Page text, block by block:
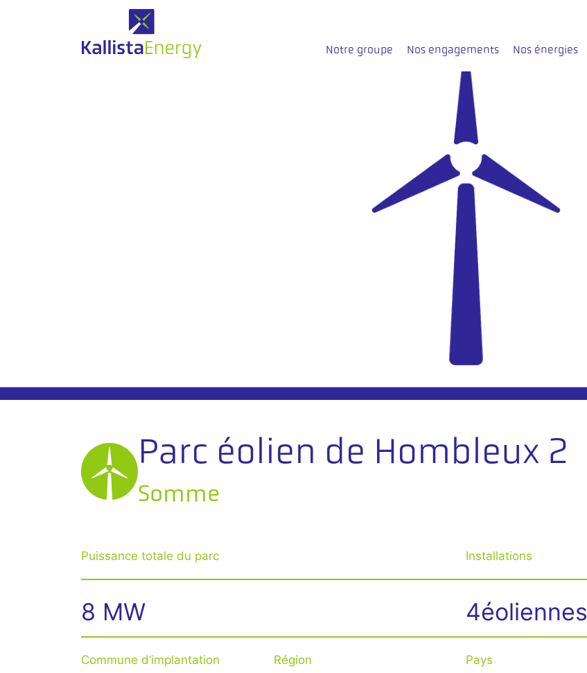
Notre groupe Nos engagements Nos énergies
Parc éolien de Hombleux 2
Somme
Puissance totale du parc
8 MW
Installations
4éoliennes
Commune d’implantation
Région
Pays